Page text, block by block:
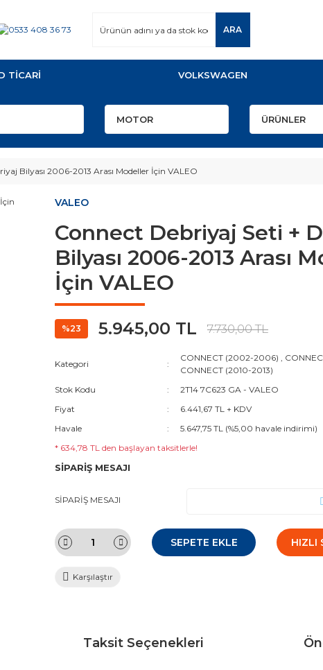
ARA
TİCARİ VOLKSWAGEN
Bilyası 2006-2013 Arası Modeller İçin VALEO
VALEO
Connect Debriyaj Seti +
Bilyası 2006-2013 Arası
İçin VALEO
%23 5.945,00 TL 7.730,00 TL
Kategori
CONNECT (2002-2006) ,
CONNECT (2010-2013)
Stok Kodu
2T14 7C623 GA - VALEO
Fiyat
6.441,67 TL + KDV
Havale
5.647,75 TL (%5,00 havale indirimi)
* 634,78 TL den başlayan taksitlerle!
SİPARİŞ MESAJI
SİPARİŞ MESAJI
SEPETE EKLE HIZLI
Karşılaştır
Taksit Seçenekleri